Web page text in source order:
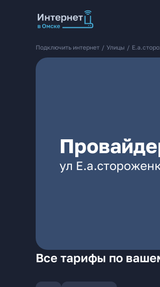
Подключить интернет / Улицы /
ул
Все тарифы по